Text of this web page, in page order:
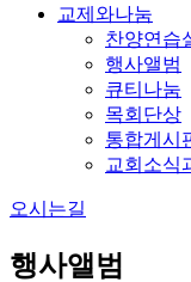
교제와나눔
찬양연습
행사앨범
큐티나눔
목회단상
통합게시
교회소식
오시는길
행사앨범